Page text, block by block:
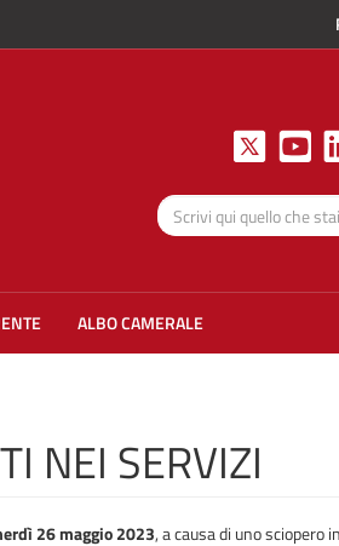
ALBO CAMERALE
NEI SERVIZI
26 maggio 2023, a causa di uno sciopero